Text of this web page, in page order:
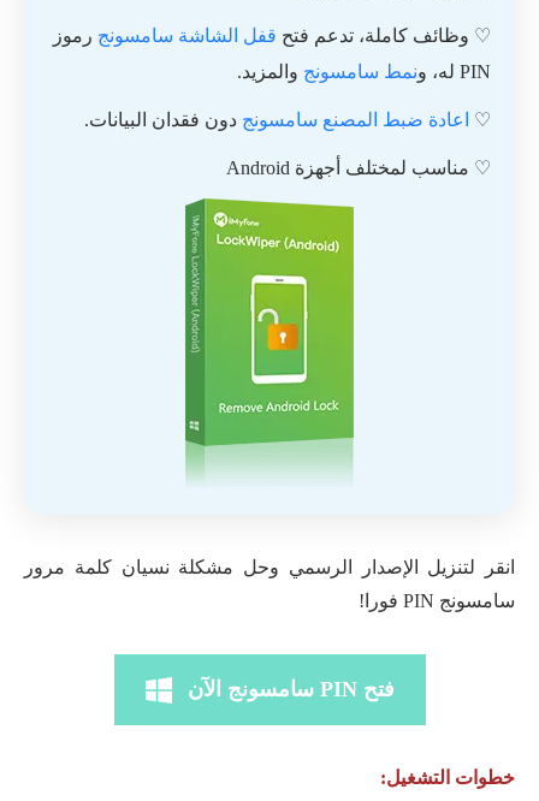
♡ وظائف كاملة، تدعم فتح قفل الشاشة سامسونج رموز
PIN له، و
نمط سامسونج والمزيد.
♡ اعادة ضبط المصنع سامسونج دون فقدان البيانات.
♡ مناسب لمختلف أجهزة Android
انقر لتنزيل الإصدار الرسمي وحل مشكلة نسيان كلمة مرور
سامسونج PIN فورا!
فتح PIN سامسونج الآن
خطوات التشغيل: